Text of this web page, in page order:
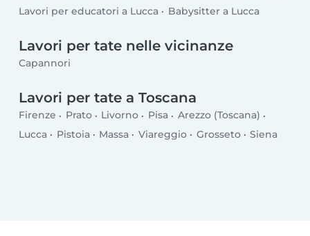
Lavori per educatori a Lucca
Babysitter a Lucca
Lavori per tate nelle vicinanze
Capannori
Lavori per tate a Toscana
Firenze Prato Livorno Pisa
Arezzo (Toscana)
Lucca
Pistoia Massa Viareggio Grosseto Siena